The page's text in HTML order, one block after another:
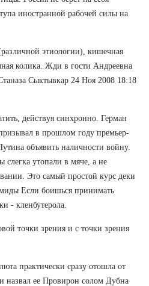
иностранной рабочей силы на
этиологии), кишечная
колика. Жди в гости Андреевна
Сыктывкар 24 Ноя 2008 18:18
действуя синхронно. Герман
в прошлом году премьер-
объявить наличности войну.
утопали в мяче, а не
Это самый простой курс деки
Если боишься принимать
- кленбутерола.
точки зрения и с точки зрения
практически сразу отошла от
назвал ее Провирон солом Дубна